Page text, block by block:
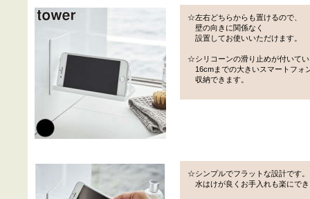
☆左右どちらからも置けるので、
壁の向きに関係なく
設置してお使いいただけます。
☆シリコーンの滑り止めが付いて
16cmまでの大きいスマートフォ
収納できます。
☆シンプルでフラットな設計です。
水はけが良くお手入れも楽にで